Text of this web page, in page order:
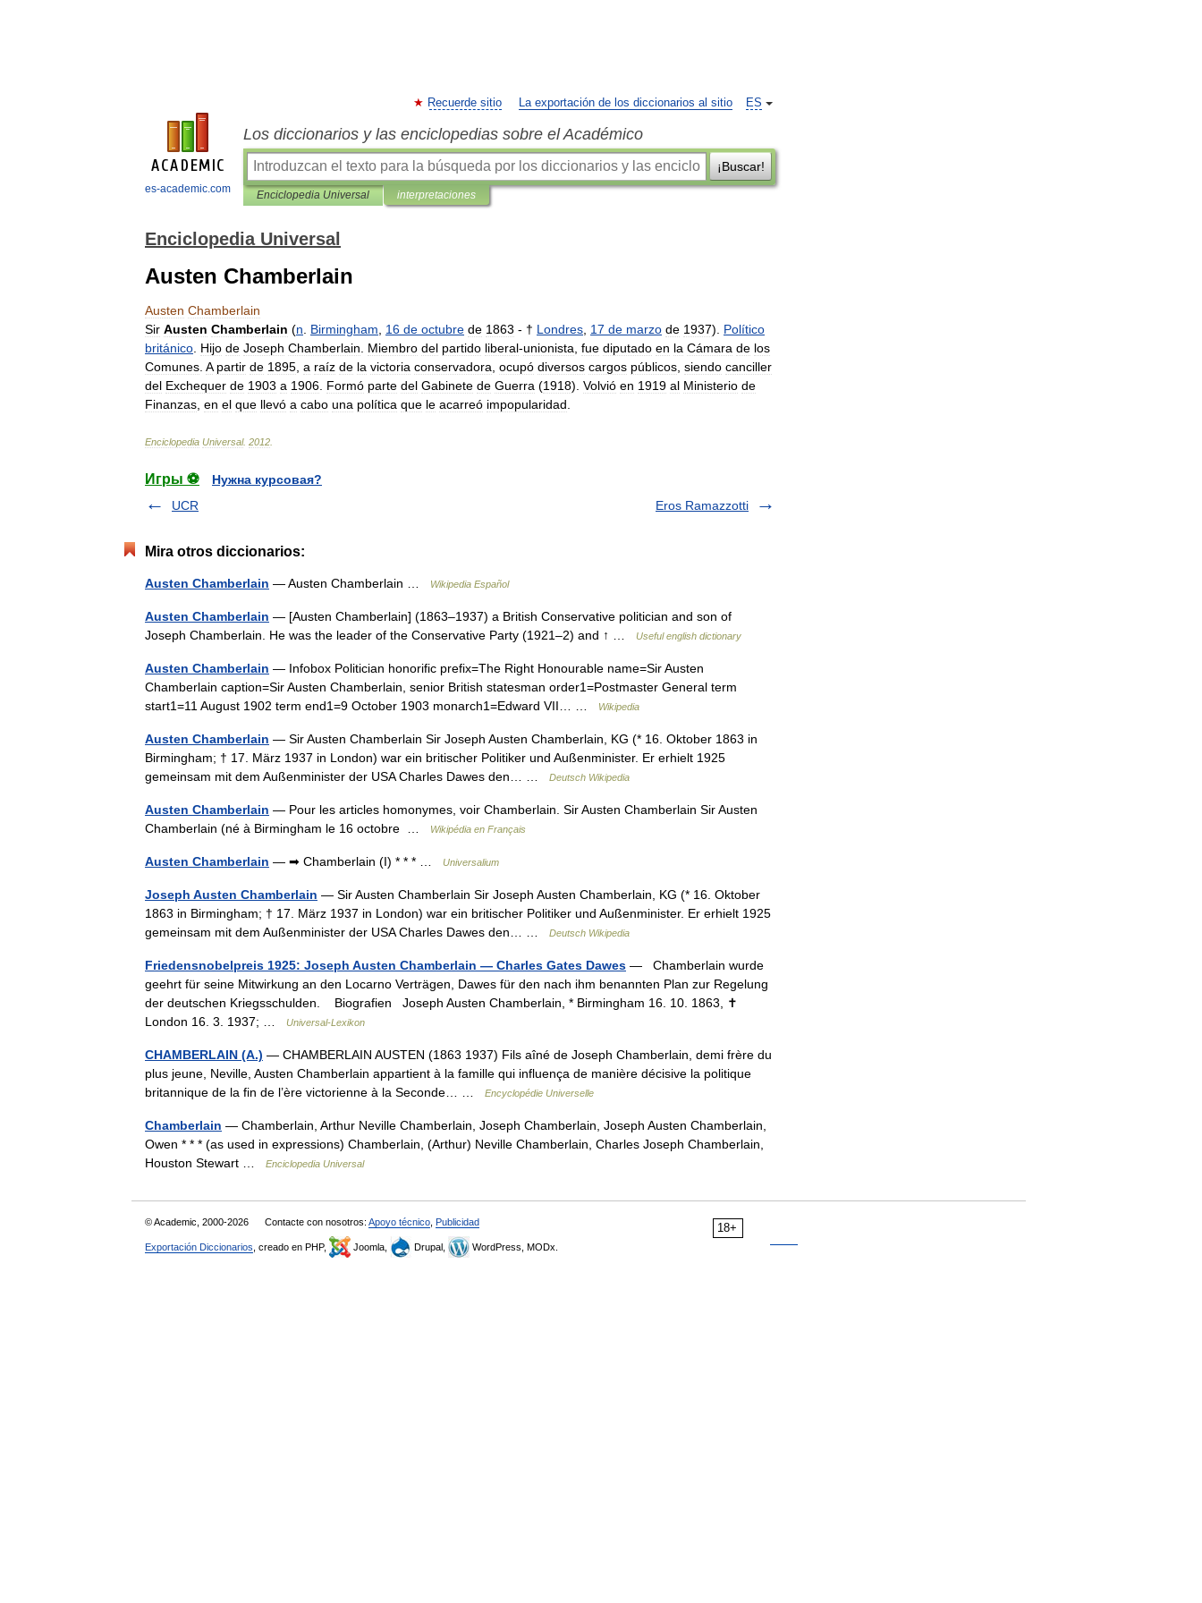
es-academic.com
ES
Recuerde sitio La exportación de los diccionarios al sitio
Los diccionarios y las enciclopedias sobre el Académico
¡Buscar!
Enciclopedia Universal interpretaciones
Enciclopedia Universal
Austen Chamberlain
Austen Chamberlain
Sir Austen Chamberlain (n Birmingham 16 de octubre de 1863 - † Londres 17 de marzo de 1937). Político
británico Hijo de Joseph Chamberlain Miembro del partido liberal-unionista fue diputado en la Cámara de los
Comunes A partir de 1895 a raíz de la victoria conservadora ocupó diversos cargos públicos siendo canciller
del Exchequer de 1903 a 1906 Formó parte del Gabinete de Guerra (1918). Volvió en 1919 al Ministerio de
Finanzas en el que llevó a cabo una política que le acarreó impopularidad
Enciclopedia Universal. 2012
Игры ⚽
Нужна курсовая?
UCR
Eros Ramazzotti
Mira otros diccionarios:
Austen Chamberlain — Austen Chamberlain … Wikipedia Español
Austen Chamberlain — [Austen Chamberlain] (1863–1937) a British Conservative politician and son of
Joseph Chamberlain. He was the leader of the Conservative Party (1921–2) and ↑ …
Useful english dictionary
Austen Chamberlain — Infobox Politician honorific prefix=The Right Honourable name=Sir Austen
Chamberlain caption=Sir Austen Chamberlain, senior British statesman order1=Postmaster General term
start1=11 August 1902 term end1=9 October 1903 monarch1=Edward VII… …
Wikipedia
Austen Chamberlain — Sir Austen Chamberlain Sir Joseph Austen Chamberlain, KG (* 16. Oktober 1863 in
Birmingham; † 17. März 1937 in London) war ein britischer Politiker und Außenminister. Er erhielt 1925
gemeinsam mit dem Außenminister der USA Charles Dawes den… …
Deutsch Wikipedia
Austen Chamberlain — Pour les articles homonymes, voir Chamberlain. Sir Austen Chamberlain Sir Austen
Chamberlain (né à Birmingham le 16 octobre …
Wikipédia en Français
Austen Chamberlain — ➡ Chamberlain (I) * * * … Universalium
Joseph Austen Chamberlain — Sir Austen Chamberlain Sir Joseph Austen Chamberlain, KG (* 16. Oktober
1863 in Birmingham; † 17. März 1937 in London) war ein britischer Politiker und Außenminister. Er erhielt 1925
gemeinsam mit dem Außenminister der USA Charles Dawes den… …
Deutsch Wikipedia
Friedensnobelpreis 1925: Joseph Austen Chamberlain — Charles Gates Dawes — Chamberlain wurde
geehrt für seine Mitwirkung an den Locarno Verträgen, Dawes für den nach ihm benannten Plan zur Regelung
der deutschen Kriegsschulden. Biografien Joseph Austen Chamberlain, * Birmingham 16. 10. 1863, ✝
London 16. 3. 1937; …
Universal-Lexikon
CHAMBERLAIN (A.) — CHAMBERLAIN AUSTEN (1863 1937) Fils aîné de Joseph Chamberlain, demi frère du
plus jeune, Neville, Austen Chamberlain appartient à la famille qui influença de manière décisive la politique
britannique de la fin de l’ère victorienne à la Seconde… …
Encyclopédie Universelle
Chamberlain — Chamberlain, Arthur Neville Chamberlain, Joseph Chamberlain, Joseph Austen Chamberlain,
Owen * * * (as used in expressions) Chamberlain, (Arthur) Neville Chamberlain, Charles Joseph Chamberlain,
Houston Stewart …
Enciclopedia Universal
18+
© Academic, 2000-2026 Contacte con nosotros: Apoyo técnico Publicidad
Exportación Diccionarios , creado en PHP, Joomla, Drupal, WordPress, MODx.